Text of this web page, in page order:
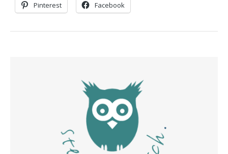
Pinterest Facebook